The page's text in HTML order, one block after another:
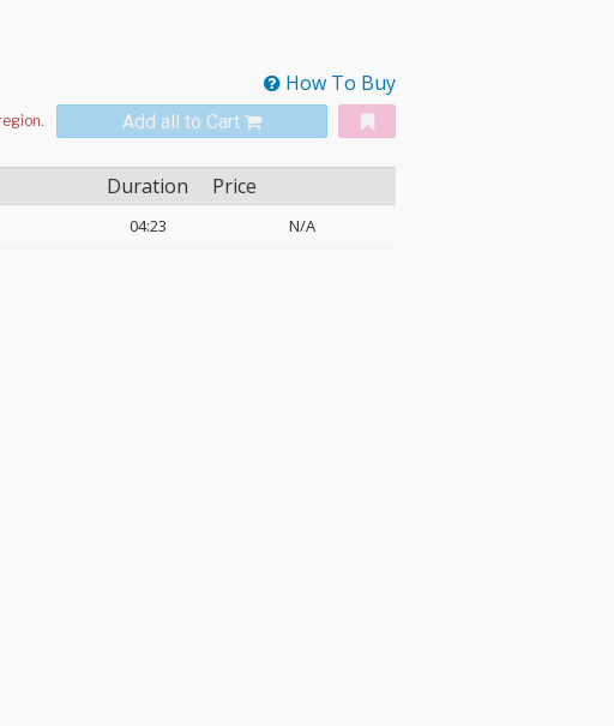
How To Buy
Add all to Cart
Duration Price
04:23 N/A